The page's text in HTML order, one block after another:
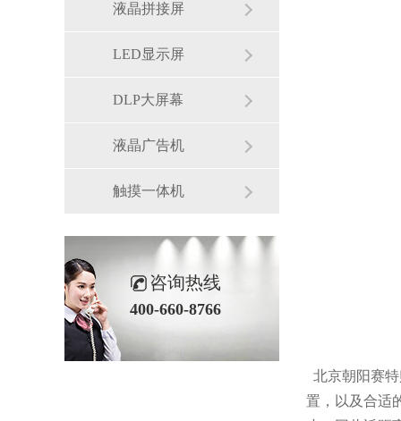
北京朝阳赛
置，以及合适
液晶拼接屏
LED显示屏
DLP大屏幕
液晶广告机
触摸一体机
咨询热线
400-660-8766